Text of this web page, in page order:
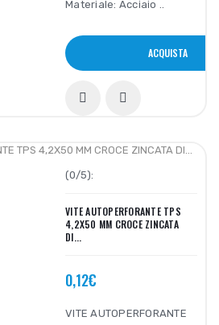
Materiale: Acciaio ..
ACQUISTA
(0/5):
VITE AUTOPERFORANTE TPS
4,2X50 MM CROCE ZINCATA
DI...
0,12€
VITE AUTOPERFORANTE